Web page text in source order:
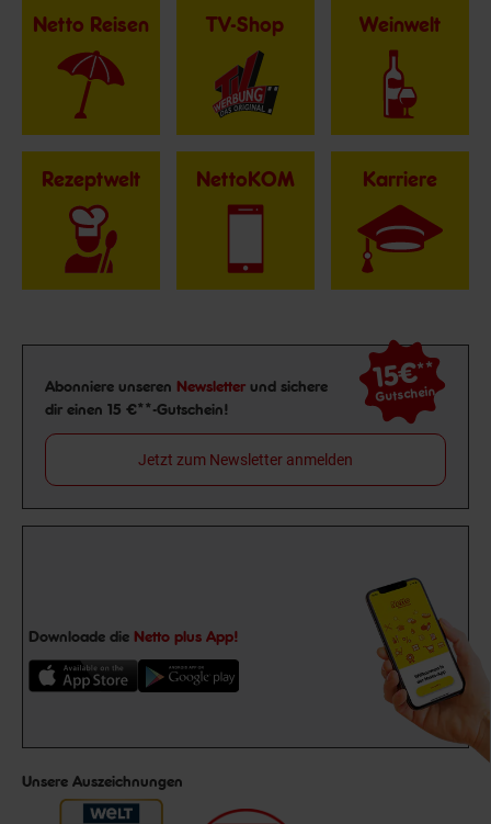
Netto Reisen TV-Shop Weinwelt
Rezeptwelt NettoKOM Karriere
Newsletter Anmeldung
Abonniere unseren Newsletter und sichere
dir einen 15 €**-Gutschein!
15€**
Gutschein
Jetzt zum Newsletter anmelden
Downloade die Netto plus App!
Unsere Auszeichnungen